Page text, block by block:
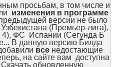
просьбам, в том числе и
изменения в программе
версии не было
(Премьер-лига),
4), ФС Испании (Сегунда Б
В данную версию Билда
всенедостающие
на сайте вам доступна
обновленную